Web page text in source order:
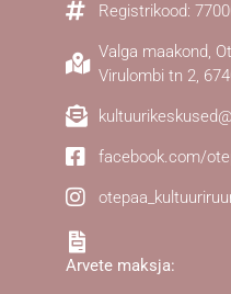
Registrikood:
Valga maakond,
Virulombi tn 2,
facebook.com/
Arvete maksja: